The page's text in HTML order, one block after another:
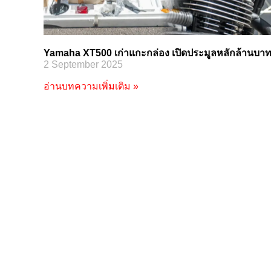
Yamaha XT500 เก่าแกะกล่อง เปิดประมูลหลักล้านบาท
2 September 2025
อ่านบทความเพิ่มเติม »